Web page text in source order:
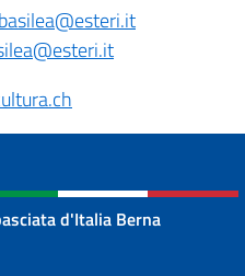
d'Italia Berna